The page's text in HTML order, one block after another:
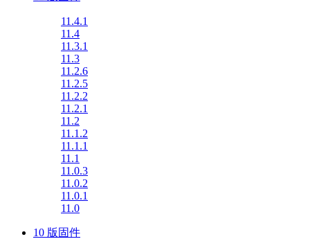
11.4.1
11.4
11.3.1
11.3
11.2.6
11.2.5
11.2.2
11.2.1
11.2
11.1.2
11.1.1
11.1
11.0.3
11.0.2
11.0.1
11.0
10 版固件